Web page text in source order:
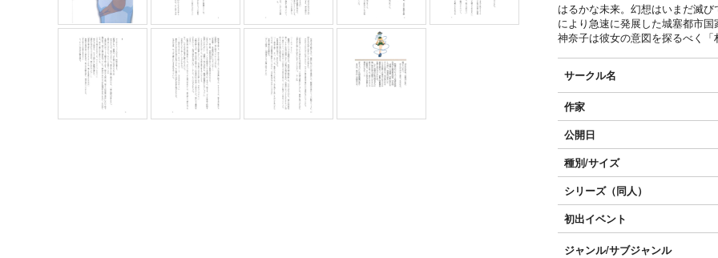
はるかな未来。幻想はいまだ滅
により急速に発展した城塞都市
神奈子は彼女の意図を探るべく
サークル名
作家
公開日
種別/サイズ
シリーズ（同人）
初出イベント
ジャンル/サブジャンル